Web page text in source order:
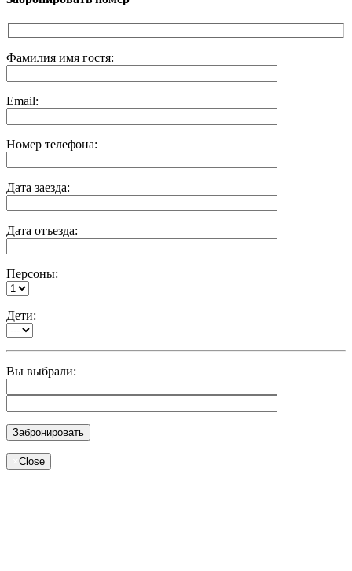
Фамилия имя гостя:
Email:
Номер телефона:
Дата заезда:
Дата отъезда:
Персоны:
Дети:
Вы выбрали:
Close